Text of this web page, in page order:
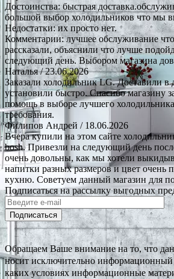
Достоинства: быстрая
большой выбор холодильников что мы
Недостатки: их просто нет.
Комментарии: лучшее обслуживание
рассказали, объяснили что лучше
следующий день. Выбором магазина
Наталья/ 23.06.2026
Заказали холодильник LG. Доставили в
установили быстро. Спасибо магазину
помощь в выборе лучшего
требования.
Филипов Андрей / 18.06.2026
Вчера купили на этом сайте
bosh. Привезли на следующий день
очень довольны, как мы хотели
напитки разных размеров и цвет очень
кухню. Советуем данный магазин для
Подписаться на рассылку выгодных
Подписаться
Обращаем Ваше внимание на то, что
носит исключительно информационный
каких условиях информационные